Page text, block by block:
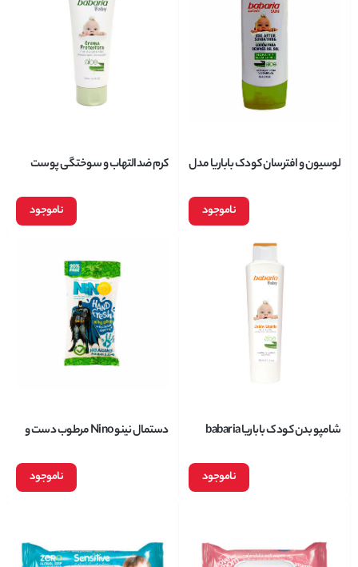
لوسیون و افترسان کودک باباریا مدل
ناموجود
کرم ضدالتهاب و سوختگی پوست
ناموجود
شامپو بدن کودک باباریا babaria
ناموجود
دستمال نینو Nino مرطوب دست و
ناموجود